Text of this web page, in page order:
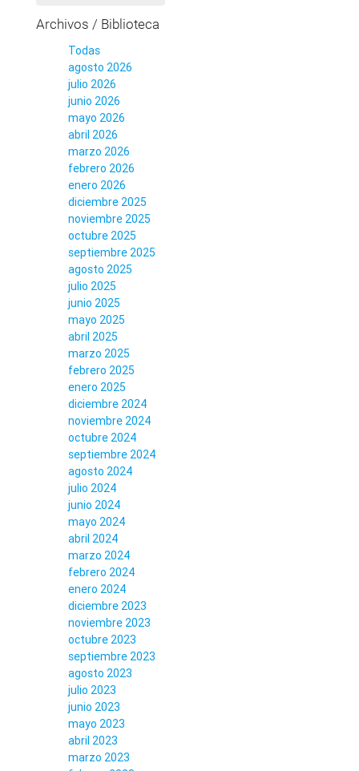
Archivos / Biblioteca
Todas
agosto 2026
julio 2026
junio 2026
mayo 2026
abril 2026
marzo 2026
febrero 2026
enero 2026
diciembre 2025
noviembre 2025
octubre 2025
septiembre 2025
agosto 2025
julio 2025
junio 2025
mayo 2025
abril 2025
marzo 2025
febrero 2025
enero 2025
diciembre 2024
noviembre 2024
octubre 2024
septiembre 2024
agosto 2024
julio 2024
junio 2024
mayo 2024
abril 2024
marzo 2024
febrero 2024
enero 2024
diciembre 2023
noviembre 2023
octubre 2023
septiembre 2023
agosto 2023
julio 2023
junio 2023
mayo 2023
abril 2023
marzo 2023